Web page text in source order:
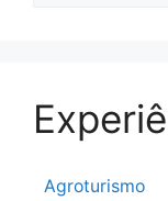
Agroturismo